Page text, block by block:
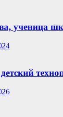
ученица